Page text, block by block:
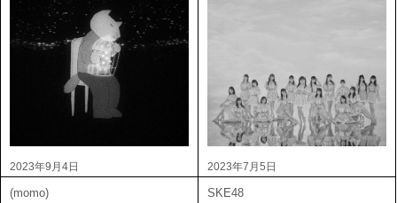
2023年9月4日
(momo)
2023年7月5日
SKE48